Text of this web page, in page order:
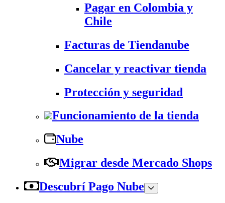
Pagar en Colombia y
Chile
Facturas de Tiendanube
Cancelar y reactivar tienda
Protección y seguridad
Funcionamiento de la tienda
Nube
Migrar desde Mercado Shops
Descubrí Pago Nube